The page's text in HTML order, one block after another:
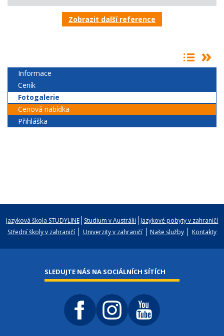
Zobrazit další reference
Informace
Ceník
Fotogalerie
Cenová nabídka
Přihláška
Jazyková škola STUDYLINE Studium v Austrálii
Jazykové pobyty v zahraničí
Střední školy v zahraničí
Univerzity v zahraničí Naše služby Kontakty
SLEDUJTE NÁS NA SOCIÁLNÍCH SÍTÍCH